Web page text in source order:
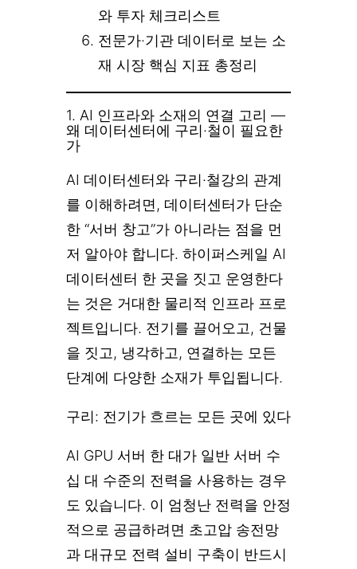
와 투자 체크리스트
전문가·기관 데이터로 보는 소
재 시장 핵심 지표 총정리
1. AI 인프라와 소재의 연결 고리 —
왜 데이터센터에 구리·철이 필요한
가
AI 데이터센터와 구리·철강의 관계
를 이해하려면, 데이터센터가 단순
한 “서버 창고”가 아니라는 점을 먼
저 알아야 합니다. 하이퍼스케일 AI
데이터센터 한 곳을 짓고 운영한다
는 것은 거대한 물리적 인프라 프로
젝트입니다. 전기를 끌어오고, 건물
을 짓고, 냉각하고, 연결하는 모든
단계에 다양한 소재가 투입됩니다.
구리: 전기가 흐르는 모든 곳에 있다
AI GPU 서버 한 대가 일반 서버 수
십 대 수준의 전력을 사용하는 경우
도 있습니다. 이 엄청난 전력을 안정
적으로 공급하려면 초고압 송전망
과 대규모 전력 설비 구축이 반드시